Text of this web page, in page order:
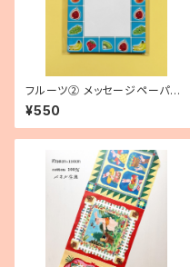
フルーツ② メッセージペーパー/
20枚セット
¥550